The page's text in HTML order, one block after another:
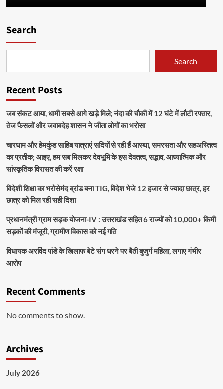
Search
Search
Recent Posts
जब संकट आया, धामी सबसे आगे खड़े मिले; नंदा की चौकी में 12 घंटे में लौटी रफ्तार,
तेज फैसलों और जवाबदेह शासन ने जीता लोगों का भरोसा
चारधाम और हेमकुंड साहिब यात्राएं सदियों से रही हैं आस्था, समरसता और सहअस्तित्व
का प्रतीक; आइए, हम सब मिलकर देवभूमि के इस देवतत्व, सद्भाव, आध्यात्मिक और
सांस्कृतिक विरासत की करें रक्षा
विदेशी शिक्षा का भरोसेमंद ब्रांड बना TIG, विदेश भेजे 12 हजार से ज्यादा छात्र, हर
छात्र को मिल रही सही दिशा
प्रधानमंत्री ग्राम सड़क योजना-IV : उत्तराखंड सहित 6 राज्यों को 10,000+ किमी
सड़कों की मंजूरी, ग्रामीण विकास को नई गति
विधायक अरविंद पांडे के खिलाफ बेटे संग धरने पर बैठी बुजुर्ग महिला, लगाए गंभीर
आरोप
Recent Comments
No comments to show.
Archives
July 2026